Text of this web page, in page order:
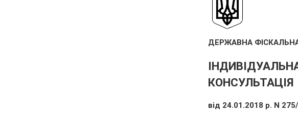
ДЕРЖАВНА
КОНСУЛЬТАЦІЯ
від 24.01.2018 р. N